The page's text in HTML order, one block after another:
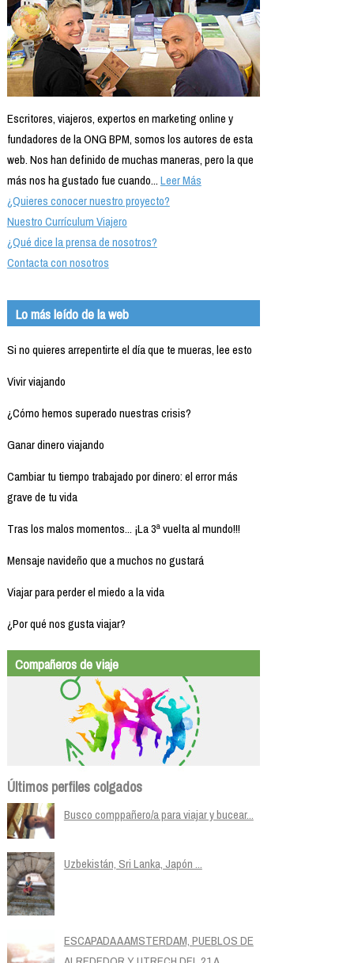
Escritores, viajeros, expertos en marketing online y
fundadores de la ONG BPM, somos los autores de esta
web. Nos han definido de muchas maneras, pero la que
más nos ha gustado fue cuando...Leer Más
¿Quieres conocer nuestro proyecto?
Nuestro Currículum Viajero
¿Qué dice la prensa de nosotros?
Contacta con nosotros
Lo más leído de la web
Si no quieres arrepentirte el día que te mueras, lee esto
Vivir viajando
¿Cómo hemos superado nuestras crisis?
Ganar dinero viajando
Cambiar tu tiempo trabajado por dinero: el error más
grave de tu vida
Tras los malos momentos... ¡La 3ª vuelta al mundo!!!
Mensaje navideño que a muchos no gustará
Viajar para perder el miedo a la vida
¿Por qué nos gusta viajar?
Compañeros de viaje
Últimos perfiles colgados
Busco comppañero/a para viajar y bucear...
Uzbekistán, Sri Lanka, Japón ...
ESCAPADA A AMSTERDAM, PUEBLOS DE